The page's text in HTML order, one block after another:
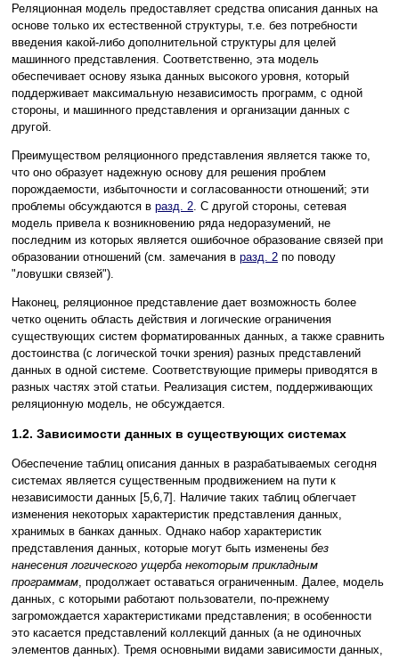
Реляционная модель предоставляет средства описания данных на
основе только их естественной структуры, т.е. без потребности
введения какой-либо дополнительной структуры для целей
машинного представления. Соответственно, эта модель
обеспечивает основу языка данных высокого уровня, который
поддерживает максимальную независимость программ, с одной
стороны, и машинного представления и организации данных с
другой.
Преимуществом реляционного представления является также то,
что оно образует надежную основу для решения проблем
порождаемости, избыточности и согласованности отношений; эти
проблемы обсуждаются в разд. 2. С другой стороны, сетевая
модель привела к возникновению ряда недоразумений, не
последним из которых является ошибочное образование связей при
образовании отношений (см. замечания в разд. 2 по поводу
"ловушки связей").
Наконец, реляционное представление дает возможность более
четко оценить область действия и логические ограничения
существующих систем форматированных данных, а также сравнить
достоинства (с логической точки зрения) разных представлений
данных в одной системе. Соответствующие примеры приводятся в
разных частях этой статьи. Реализация систем, поддерживающих
реляционную модель, не обсуждается.
1.2. Зависимости данных в существующих системах
Обеспечение таблиц описания данных в разрабатываемых сегодня
системах является существенным продвижением на пути к
независимости данных [5,6,7]. Наличие таких таблиц облегчает
изменения некоторых характеристик представления данных,
хранимых в банках данных. Однако набор характеристик
представления данных, которые могут быть изменены без
нанесения логического ущерба некоторым прикладным
программам, продолжает оставаться ограниченным. Далее, модель
данных, с которыми работают пользователи, по-прежнему
загромождается характеристиками представления; в особенности
это касается представлений коллекций данных (а не одиночных
элементов данных). Тремя основными видами зависимости данных,